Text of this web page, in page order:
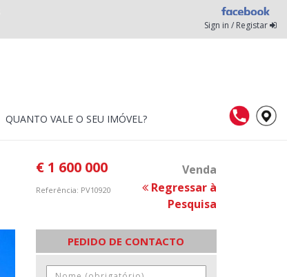
Sign in / Registar
QUANTO VALE O SEU IMÓVEL?
€ 1 600 000 Venda
Referência: PV10920
Regressar à
Pesquisa
PEDIDO DE CONTACTO